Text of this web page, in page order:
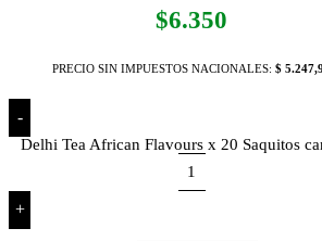
$6.350
PRECIO SIN IMPUESTOS NACIONALES:$
-
Delhi Tea African Flavours x 20 Saquitos
+